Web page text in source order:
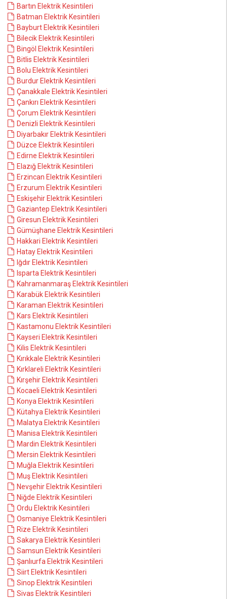
Bartın Elektrik Kesintileri
Batman Elektrik Kesintileri
Bayburt Elektrik Kesintileri
Bilecik Elektrik Kesintileri
Bingöl Elektrik Kesintileri
Bitlis Elektrik Kesintileri
Bolu Elektrik Kesintileri
Burdur Elektrik Kesintileri
Çanakkale Elektrik Kesintileri
Çankırı Elektrik Kesintileri
Çorum Elektrik Kesintileri
Denizli Elektrik Kesintileri
Diyarbakır Elektrik Kesintileri
Düzce Elektrik Kesintileri
Edirne Elektrik Kesintileri
Elazığ Elektrik Kesintileri
Erzincan Elektrik Kesintileri
Erzurum Elektrik Kesintileri
Eskişehir Elektrik Kesintileri
Gaziantep Elektrik Kesintileri
Giresun Elektrik Kesintileri
Gümüşhane Elektrik Kesintileri
Hakkari Elektrik Kesintileri
Hatay Elektrik Kesintileri
Iğdır Elektrik Kesintileri
Isparta Elektrik Kesintileri
Kahramanmaraş Elektrik Kesintileri
Karabük Elektrik Kesintileri
Karaman Elektrik Kesintileri
Kars Elektrik Kesintileri
Kastamonu Elektrik Kesintileri
Kayseri Elektrik Kesintileri
Kilis Elektrik Kesintileri
Kırıkkale Elektrik Kesintileri
Kırklareli Elektrik Kesintileri
Kırşehir Elektrik Kesintileri
Kocaeli Elektrik Kesintileri
Konya Elektrik Kesintileri
Kütahya Elektrik Kesintileri
Malatya Elektrik Kesintileri
Manisa Elektrik Kesintileri
Mardin Elektrik Kesintileri
Mersin Elektrik Kesintileri
Muğla Elektrik Kesintileri
Muş Elektrik Kesintileri
Nevşehir Elektrik Kesintileri
Niğde Elektrik Kesintileri
Ordu Elektrik Kesintileri
Osmaniye Elektrik Kesintileri
Rize Elektrik Kesintileri
Sakarya Elektrik Kesintileri
Samsun Elektrik Kesintileri
Şanlıurfa Elektrik Kesintileri
Siirt Elektrik Kesintileri
Sinop Elektrik Kesintileri
Sivas Elektrik Kesintileri